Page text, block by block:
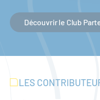
Découvrir le Club
LES